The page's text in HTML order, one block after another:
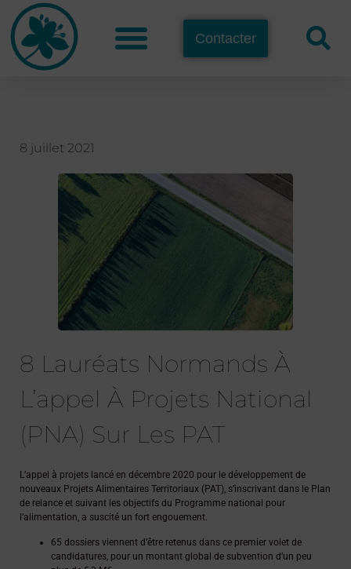
Contacter
8 juillet 2021
8 Lauréats Normands À
L’appel À Projets National
(PNA) Sur Les PAT
L’appel à projets lancé en décembre 2020 pour le développement de
nouveaux Projets Alimentaires Territoriaux (PAT), s’inscrivant dans le Plan
de relance et suivant les objectifs du Programme national pour
l’alimentation, a suscité un fort engouement.
65 dossiers viennent d’être retenus dans ce premier volet de
candidatures, pour un montant global de subvention d’un peu